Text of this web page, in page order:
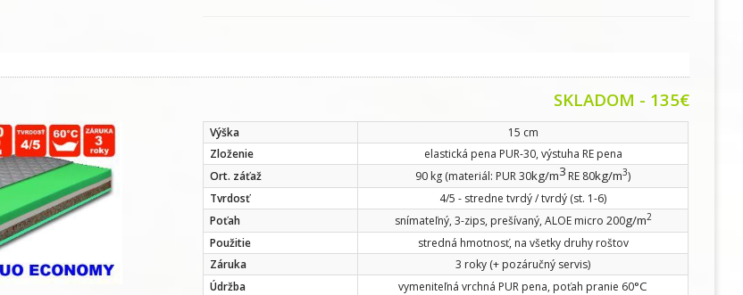
SKLADOM - 135€
Výška
15 cm
Zloženie
elastická pena PUR-30, výstuha RE pena
Ort. záťaž
90 kg (materiál: PUR 30kg/m3 RE 80kg/m3)
Tvrdosť
4/5 - stredne tvrdý / tvrdý (st. 1-6)
Poťah
snímateľný, 3-zips, prešívaný, ALOE micro 200g/m2
Použitie
stredná hmotnosť, na všetky druhy roštov
Záruka
3 roky (+ pozáručný servis)
Údržba
vymeniteľná vrchná PUR pena, poťah pranie 60°C